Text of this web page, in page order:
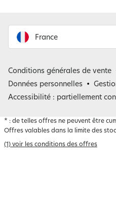
France
Belgique
Conditions générales de vente
Données personnelles
Accessibilité : partiellement
* : de telles offres ne peuvent être
Offres valables dans la limite des
(1) voir les conditions des offres